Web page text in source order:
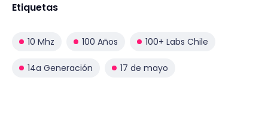
Etiquetas
10 Mhz 100 Años 100+ Labs Chile
14a Generación 17 de mayo